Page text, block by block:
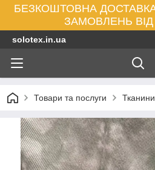
БЕЗКОШТОВНА
ЗАМОВЛЕНЬ ВІД
solotex.in.ua
Товари та послуги Тканини